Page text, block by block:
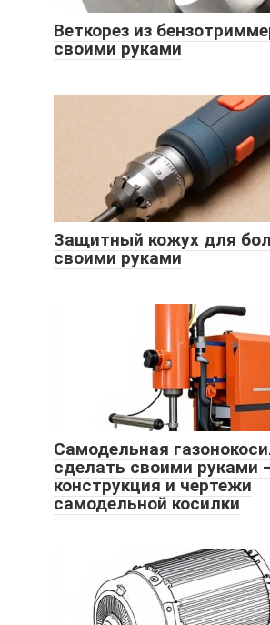
Веткорез из
своими руками
Защитный кожух для
своими руками
Самодельная
сделать своими руками
конструкция и чертежи
самодельной косилки